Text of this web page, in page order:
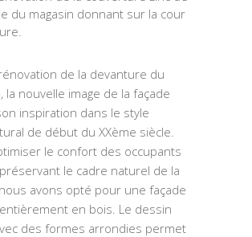
du magasin donnant sur la cour
de la devanture du
la nouvelle image de la façade
inspiration dans le style
de début du XXème siècle.
le confort des occupants
le cadre naturel de la
avons opté pour une façade
en bois. Le dessin
des formes arrondies permet